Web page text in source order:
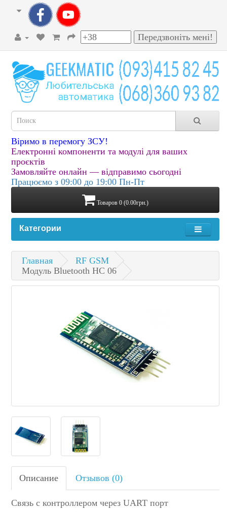
Віримо в перемогу ЗСУ!
Електронні компоненти та модулі для ваших
проєктів
Замовляйте онлайн — відправимо сьогодні
Працюємо з 09:00 до 19:00 Пн-Пт
Товаров 0 (0.00грн.)
Категории
Главная
RF GSM
Модуль Bluetooth HC 06
Описание Отзывов (0)
Связь с контроллером через UART порт